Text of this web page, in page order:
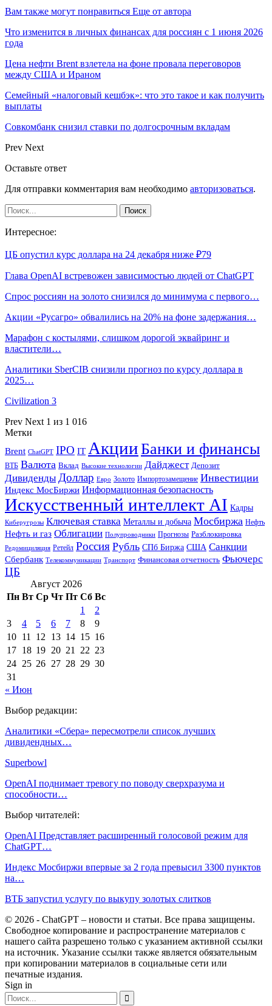
Вам также могут понравиться Еще от автора
Что изменится в личных финансах для россиян с 1 июня 2026
года
Цена нефти Brent взлетела на фоне провала переговоров
между США и Ираном
Семейный «налоговый кешбэк»: что это такое и как получить
выплаты
Совкомбанк снизил ставки по долгосрочным вкладам
Prev Next
Оставьте ответ
Для отправки комментария вам необходимо авторизоваться.
Интересное:
ЦБ опустил курс доллара на 24 декабря ниже ₽79
Глава OpenAI встревожен зависимостью людей от ChatGPT
Спрос россиян на золото снизился до минимума с первого…
Акции «Русагро» обвалились на 20% на фоне задержания…
Марафон с костылями, слишком дорогой эквайринг и
властители…
Аналитики SberCIB снизили прогноз по курсу доллара в
2025…
Civilization 3
Prev Next 1 из 1 016
Метки
Brent ChatGPT IPO IT АкцииБанки и финансы
ВТБ Валюта Вклад Высокие технологии Дайджест Депозит
Дивиденды Доллар Евро Золото Импортозамещение Инвестиции
Индекс МосБиржи Информационная безопасность
Искусственный интеллект AI Кадры
Киберугрозы Ключевая ставка Металлы и добыча Мосбиржа Нефть
Нефть и газ Облигации Полупроводники Прогнозы Разблокировка
Редомициляция Ретейл Россия Рубль СПб Биржа США Санкции
Сбербанк Телекоммуникации Транспорт Финансовая отчетность Фьючерс
ЦБ
Август 2026
Пн Вт Ср Чт Пт Сб Вс
1
2
3
4 5 6 7 8
9
10 11 12 13 14 15 16
17 18 19 20 21 22 23
24 25 26 27 28 29 30
31
« Июн
Выбор редакции:
Аналитики «Сбера» пересмотрели список лучших
дивидендных…
Superbowl
OpenAI поднимает тревогу по поводу сверхразума и
способности…
Выбор читателей:
OpenAI Представляет расширенный голосовой режим для
ChatGPT…
Индекс Мосбиржи впервые за 2 года превысил 3300 пунктов
на…
ВТБ запустил услугу по выкупу золотых слитков
© 2026 - ChatGPT – новости и статьи. Все права защищены.
Свободное копирование и распространение материалов с
нашего сайта разрешено только с указанием активной ссылки
на источник. Указание ссылки также является обязательным
при копировании материалов в социальные сети или
печатные издания.
Sign in